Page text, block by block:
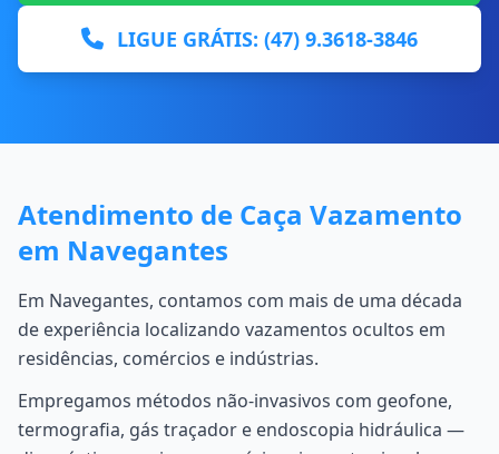
LIGUE GRÁTIS: (47) 9.3618-3846
Atendimento de Caça Vazamento
em Navegantes
Em Navegantes, contamos com mais de uma década
de experiência localizando vazamentos ocultos em
residências, comércios e indústrias.
Empregamos métodos não-invasivos com geofone,
termografia, gás traçador e endoscopia hidráulica —